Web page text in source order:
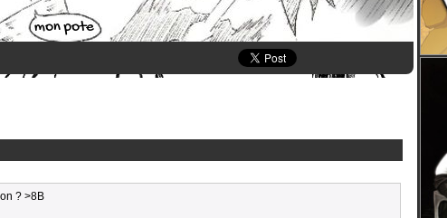
mon pote
? >8B